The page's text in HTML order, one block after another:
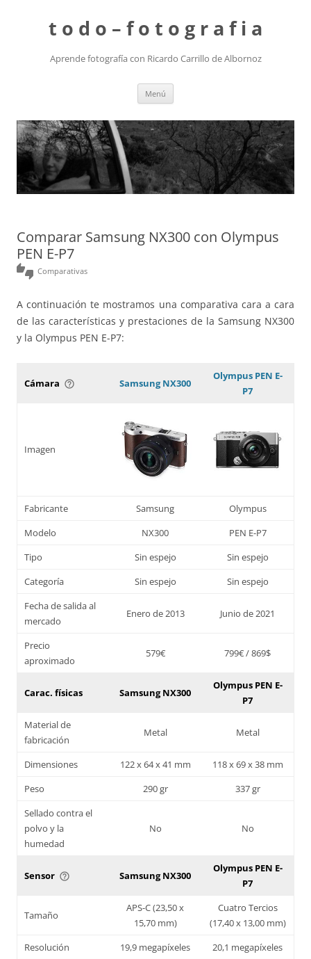
t o d o – f o t o g r a f i a
Aprende fotografía con Ricardo Carrillo de Albornoz
Menú
Comparar Samsung NX300 con Olympus
PEN E-P7
thumbs_up_down Comparativas
A continuación te mostramos una comparativa cara a cara
de las características y prestaciones de la Samsung NX300
y la Olympus PEN E-P7:
Cámara help_outline Samsung NX300
Olympus PEN E-
P7
Imagen
Fabricante Samsung
Olympus
Modelo
NX300
PEN E-P7
Tipo
Sin espejo
Sin espejo
Categoría
Sin espejo
Sin espejo
Fecha de salida al
mercado
Enero de 2013 Junio de 2021
Precio
aproximado
579€ 799€ / 869$
Carac. físicas Samsung NX300
Olympus PEN E-
P7
Material de
fabricación
Metal Metal
Dimensiones 122 x 64 x 41 mm
118 x 69 x 38 mm
Peso
290 gr
337 gr
Sellado contra el
polvo y la
humedad
No No
Sensor help_outline Samsung NX300
Olympus PEN E-
P7
Tamaño
APS-C (23,50 x
15,70 mm)
Cuatro Tercios
(17,40 x 13,00 mm)
Resolución
19,9 megapíxeles
20,1 megapíxeles